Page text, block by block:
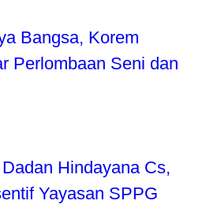
Bangsa, Korem
Perlombaan Seni dan
Hindayana Cs,
Yayasan SPPG